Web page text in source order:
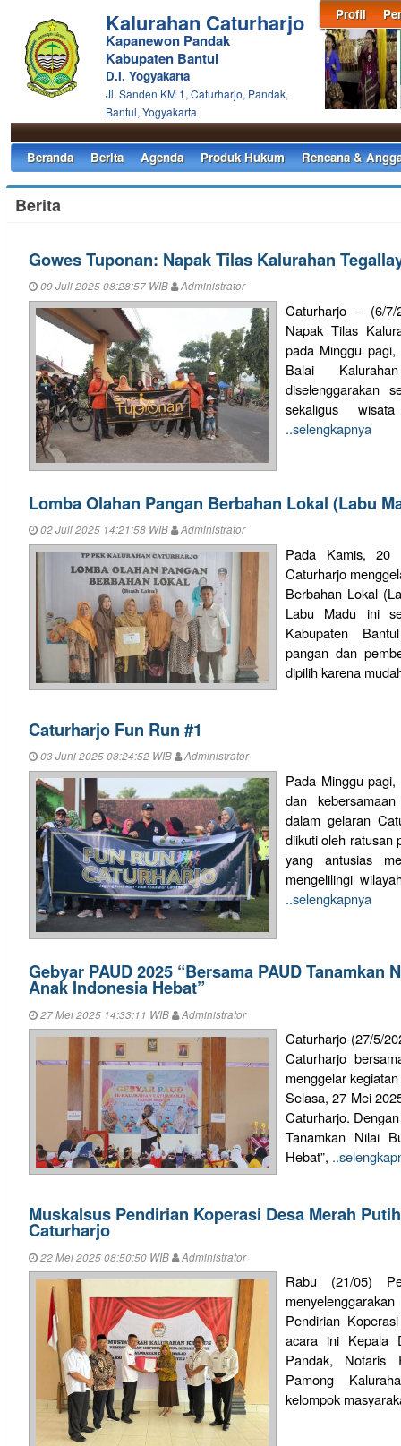
Profil
Kalurahan Caturharjo
Kapanewon Pandak
Kabupaten Bantul
D.I. Yogyakarta
Jl. Sanden KM 1, Caturharjo, Pandak,
Bantul, Yogyakarta
Beranda Berita Agenda Produk Hukum Rencana &
Berita
Gowes Tuponan: Napak Tilas Kalurahan
09 Juli 2025 08:28:57 WIB Administrator
Caturharjo – (6/7/
Napak Tilas
pada Minggu
Balai
diselenggarakan
sekaligus
..selengkapnya
Lomba Olahan Pangan Berbahan Lokal (Labu
02 Juli 2025 14:21:58 WIB Administrator
Pada Kamis, 20
Caturharjo
Berbahan Lokal
Labu Madu ini
Kabupaten
pangan dan
dipilih karena
Caturharjo Fun Run #1
03 Juni 2025 08:24:52 WIB Administrator
Pada Minggu
dan
dalam gelaran
diikuti oleh ratusan
yang antusias
mengelilingi
..selengkapnya
Gebyar PAUD 2025 “Bersama PAUD Tanamkan
Anak Indonesia Hebat”
27 Mei 2025 14:33:11 WIB Administrator
Caturharjo-(27/
Caturharjo
menggelar
Selasa, 27 Mei
Caturharjo.
Tanamkan Nilai
Hebat”,
Muskalsus Pendirian Koperasi Desa Merah
Caturharjo
22 Mei 2025 08:50:50 WIB Administrator
Rabu (21/05)
Pendirian
acara ini Kepala
Pandak, Notaris
Pamong
kelompok